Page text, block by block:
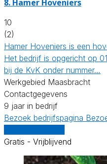
8. Hamer Hoveniers
10
(2)
Hamer Hoveniers is een
Het bedrijf is opgericht op
bij de KvK onder nummer…
Werkgebied Maasbracht
Contactgegevens
9 jaar in bedrijf
Bezoek bedrijfspagina
Gratis - Vrijblijvend